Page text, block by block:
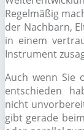
Regelmäßig
der Nachbarn,
in einem
Instrument
Auch wenn Sie
entschieden
nicht
gibt gerade beim